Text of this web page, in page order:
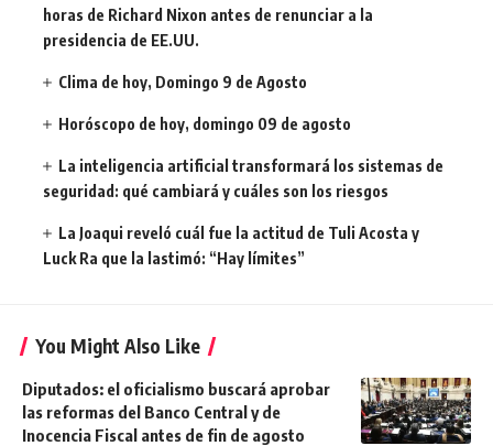
horas de Richard Nixon antes de renunciar a la
presidencia de EE.UU.
Clima de hoy, Domingo 9 de Agosto
Horóscopo de hoy, domingo 09 de agosto
La inteligencia artificial transformará los sistemas de
seguridad: qué cambiará y cuáles son los riesgos
La Joaqui reveló cuál fue la actitud de Tuli Acosta y
Luck Ra que la lastimó: “Hay límites”
You Might Also Like
Diputados: el oficialismo buscará aprobar
las reformas del Banco Central y de
Inocencia Fiscal antes de fin de agosto